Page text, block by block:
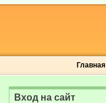
Главная
Вход на сайт